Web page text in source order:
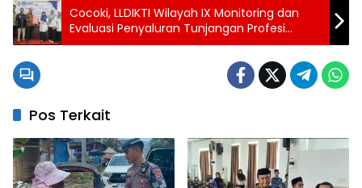
Cocoki, LLDIKTI Wilayah IX Monitoring dan
Evaluasi Penyaluran Tunjangan Profesi
Dosen di UIT
Pos Terkait